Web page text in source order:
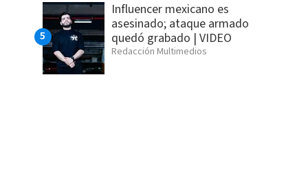
Influencer mexicano es
asesinado; ataque armado
quedó grabado | VIDEO
Redacción Multimedios